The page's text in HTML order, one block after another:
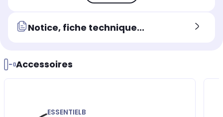
Notice, fiche technique...
Accessoires
ESSENTIELB